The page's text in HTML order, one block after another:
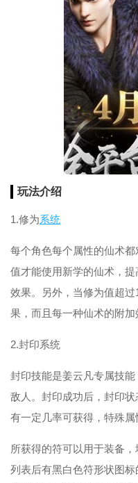
玩法介绍
1.修为系统
每个角色每个属性的仙术
值才能使用新学的仙术，
效果。另外，当修为值超
果，而且每一种仙术的附加
2.封印系统
封印技能是姜云凡专属技能
敌人。封印成功后，封印状
有一定几率可获得，特殊属
所获得的符可以用于装备
列表后有黑白色符形状图